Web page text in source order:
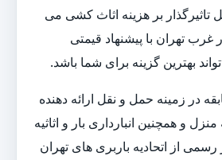
تاثیرگذار بر هزینه اثاث کشی می
غرب تهران با پیشنهاد قیمتی
بهترین گزینه برای شما باشد.
در زمینه حمل و نقل ارائه دهنده
و همچنین انبارداری بار و اثاثیه
از اتحادیه باربری های تهران